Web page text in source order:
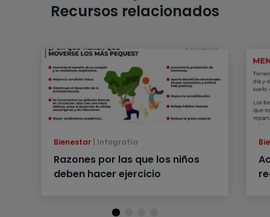
Recursos relacionados
Bienestar Infografía
Razones por las que los niños
deben hacer ejercicio